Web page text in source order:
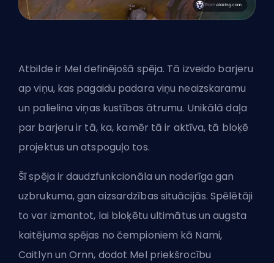
Atbilde ir Mel definējošā spēja. Tā izveido barjeru
ap viņu, kas pagaidu padara viņu neaizskaramu
un palielina viņas kustības ātrumu. Unikālā daļa
par barjeru ir tā, ka, kamēr tā ir aktīva, tā bloķē
projektus un atspoguļo tos.
Šī spēja ir daudzfunkcionāla un noderīga gan
uzbrukuma, gan aizsardzības situācijās. Spēlētāji
to var izmantot, lai bloķētu ultimātus un augsta
kaitējuma spējas no čempioniem kā Nami,
Caitlyn un Ornn, dodot Mel priekšrocību